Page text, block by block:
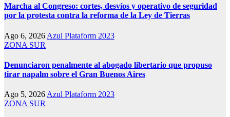
Marcha al Congreso: cortes, desvíos y operativo de seguridad
por la protesta contra la reforma de la Ley de Tierras
Ago 6, 2026 Azul Plataform 2023
ZONA SUR
Denunciaron penalmente al abogado libertario que propuso
tirar napalm sobre el Gran Buenos Aires
Ago 5, 2026 Azul Plataform 2023
ZONA SUR